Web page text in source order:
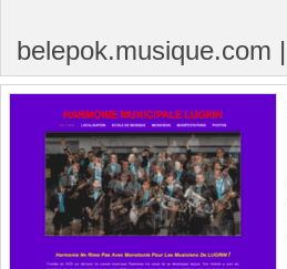
belepok.musique.com |